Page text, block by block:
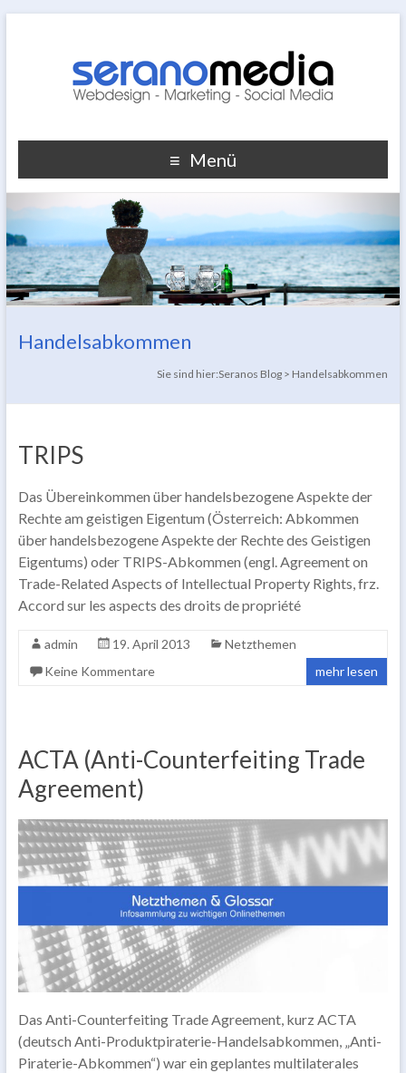
Menü
Handelsabkommen
Sie sind hier:Seranos Blog > Handelsabkommen
TRIPS
Das Übereinkommen über handelsbezogene Aspekte der
Rechte am geistigen Eigentum (Österreich: Abkommen
über handelsbezogene Aspekte der Rechte des Geistigen
Eigentums) oder TRIPS-Abkommen (engl. Agreement on
Trade-Related Aspects of Intellectual Property Rights, frz.
Accord sur les aspects des droits de propriété
admin 19. April 2013
Netzthemen
Keine Kommentare
mehr lesen
ACTA (Anti-Counterfeiting Trade
Agreement)
Das Anti-Counterfeiting Trade Agreement, kurz ACTA
(deutsch Anti-Produktpiraterie-Handelsabkommen, „Anti-
Piraterie-Abkommen“) war ein geplantes multilaterales